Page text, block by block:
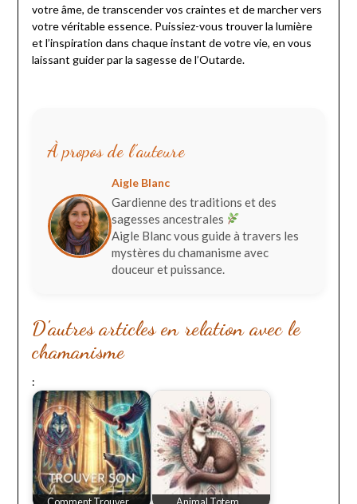
votre âme, de transcender vos craintes et de marcher vers
votre véritable essence. Puissiez-vous trouver la lumière
et l’inspiration dans chaque instant de votre vie, en vous
laissant guider par la sagesse de l’Outarde.
À propos de l’auteure
Aigle Blanc
Gardienne des traditions et des
sagesses ancestrales
Aigle Blanc vous guide à travers les
mystères du chamanisme avec
douceur et puissance.
D'autres articles en relation avec le
chamanisme
: